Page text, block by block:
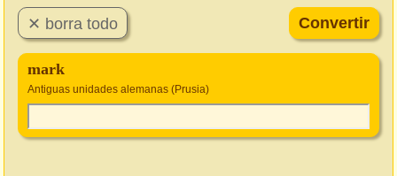
mark
Antiguas unidades alemanas (Prusia)